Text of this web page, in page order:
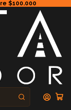
$100.000